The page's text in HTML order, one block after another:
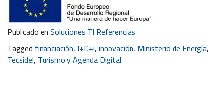
Publicado enSoluciones TI Referencias
Tagged financiación, I+D+i,innovación, Ministerio de Energía,
Tecsidel, Turismo y Agenda Digital